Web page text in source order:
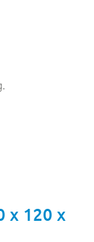
x 120 x